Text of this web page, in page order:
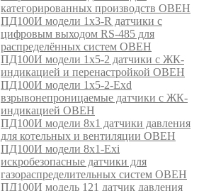
категорированных производств ОВЕН
ПД100И модели 1х3-R датчики с
цифровым выходом RS-485 для
распределённых систем ОВЕН
ПД100И модели 1х5-2 датчики с ЖК-
индикацией и перенастройкой ОВЕН
ПД100И модели 1х5-2-Exd
взрывонепроницаемые датчики с ЖК-
индикацией ОВЕН
ПД100И модели 8х1 датчики давления
для котельных и вентиляции ОВЕН
ПД100И модели 8х1-Exi
искробезопасные датчики для
газораспределительных систем ОВЕН
ПД100И модель 121 датчик давления